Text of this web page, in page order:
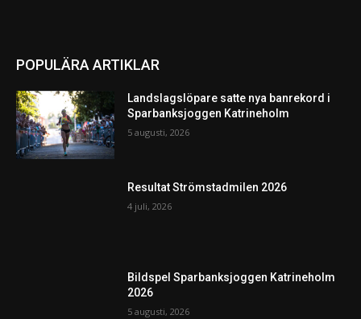
POPULÄRA ARTIKLAR
Landslagslöpare satte nya banrekord i
Sparbanksjoggen Katrineholm
5 augusti, 2026
Resultat Strömstadmilen 2026
4 juli, 2026
Bildspel Sparbanksjoggen Katrineholm
2026
5 augusti, 2026